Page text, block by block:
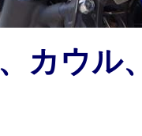
カウル